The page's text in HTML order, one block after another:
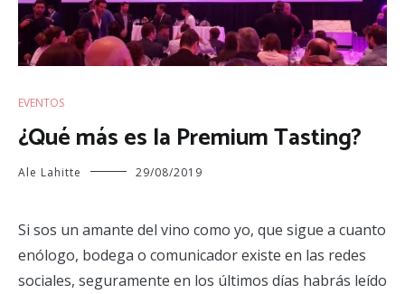
EVENTOS
¿Qué más es la Premium Tasting?
Ale Lahitte 29/08/2019
Si sos un amante del vino como yo, que sigue a cuanto
enólogo, bodega o comunicador existe en las redes
sociales, seguramente en los últimos días habrás leído